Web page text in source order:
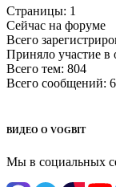
Страницы: 1
Сейчас на форуме
Всего
Приняло участие в
Всего тем: 804
Всего сообщений:
ВИДЕО О VOGBIT
Мы в социальных